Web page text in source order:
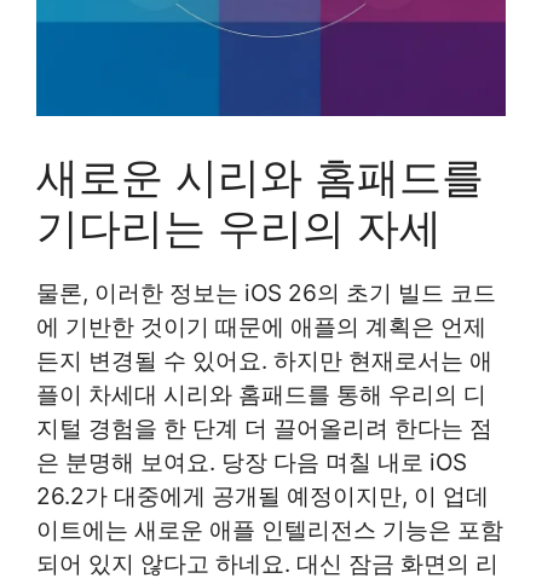
새로운 시리와 홈패드를
기다리는 우리의 자세
물론, 이러한 정보는 iOS 26의 초기 빌드 코드
에 기반한 것이기 때문에 애플의 계획은 언제
든지 변경될 수 있어요. 하지만 현재로서는 애
플이 차세대 시리와 홈패드를 통해 우리의 디
지털 경험을 한 단계 더 끌어올리려 한다는 점
은 분명해 보여요. 당장 다음 며칠 내로 iOS
26.2가 대중에게 공개될 예정이지만, 이 업데
이트에는 새로운 애플 인텔리전스 기능은 포함
되어 있지 않다고 하네요. 대신 잠금 화면의 리